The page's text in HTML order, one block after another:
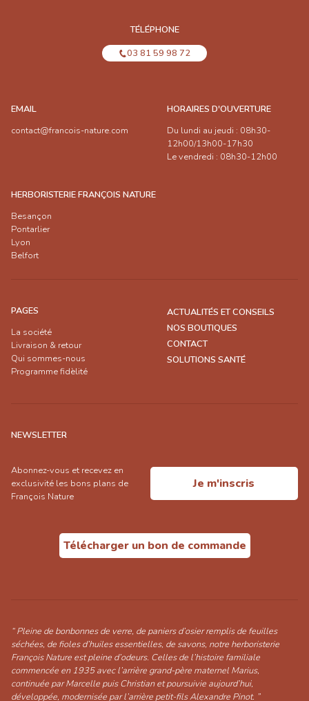
TÉLÉPHONE
03 81 59 98 72
EMAIL
contact@francois-nature.com
HORAIRES D'OUVERTURE
Du lundi au jeudi : 08h30-
12h00/13h00-17h30
Le vendredi : 08h30-12h00
HERBORISTERIE FRANÇOIS NATURE
Besançon
Pontarlier
Lyon
Belfort
PAGES
La société
Livraison & retour
Qui sommes-nous
Programme fidèlité
ACTUALITÉS ET CONSEILS
NOS BOUTIQUES
CONTACT
SOLUTIONS SANTÉ
NEWSLETTER
Abonnez-vous et recevez en
exclusivité les bons plans de
François Nature
Je m'inscris
Télécharger un bon de commande
“ Pleine de bonbonnes de verre, de paniers d’osier remplis de feuilles
séchées, de fioles d’huiles essentielles, de savons, notre herboristerie
François Nature est pleine d’odeurs. Celles de l’histoire familiale
commencée en 1935 avec l’arrière grand-père maternel Marius,
continuée par Marcelle puis Christian et poursuivie aujourd’hui,
développée, modernisée par l’arrière petit-fils Alexandre Pinot. ”